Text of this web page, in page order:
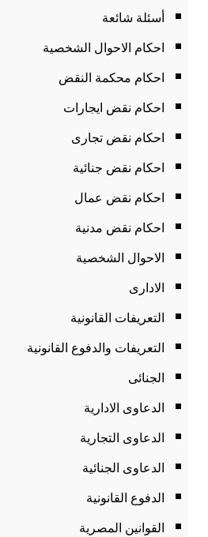
أسئلة شائعة
احكام الاحوال الشخصية
احكام محكمة النقض
احكام نقض ايجارات
احكام نقض تجارى
احكام نقض جنائية
احكام نقض عمال
احكام نقض مدنية
الاحوال الشخصية
الادارى
التعريفات القانونية
التعريفات والدفوع القانونية
الجنائى
الدعاوى الادارية
الدعاوى التجارية
الدعاوى الجنائية
الدفوع القانونية
القوانين المصرية